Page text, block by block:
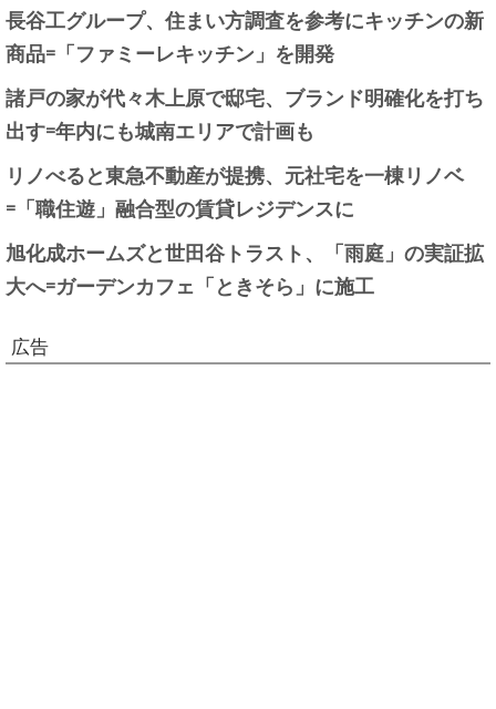
長谷工グループ、住まい方調査を参考にキッチンの新
商品=「ファミーレキッチン」を開発
諸戸の家が代々木上原で邸宅、ブランド明確化を打ち
出す=年内にも城南エリアで計画も
リノべると東急不動産が提携、元社宅を一棟リノベ
=「職住遊」融合型の賃貸レジデンスに
旭化成ホームズと世田谷トラスト、「雨庭」の実証拡
大へ=ガーデンカフェ「ときそら」に施工
広告